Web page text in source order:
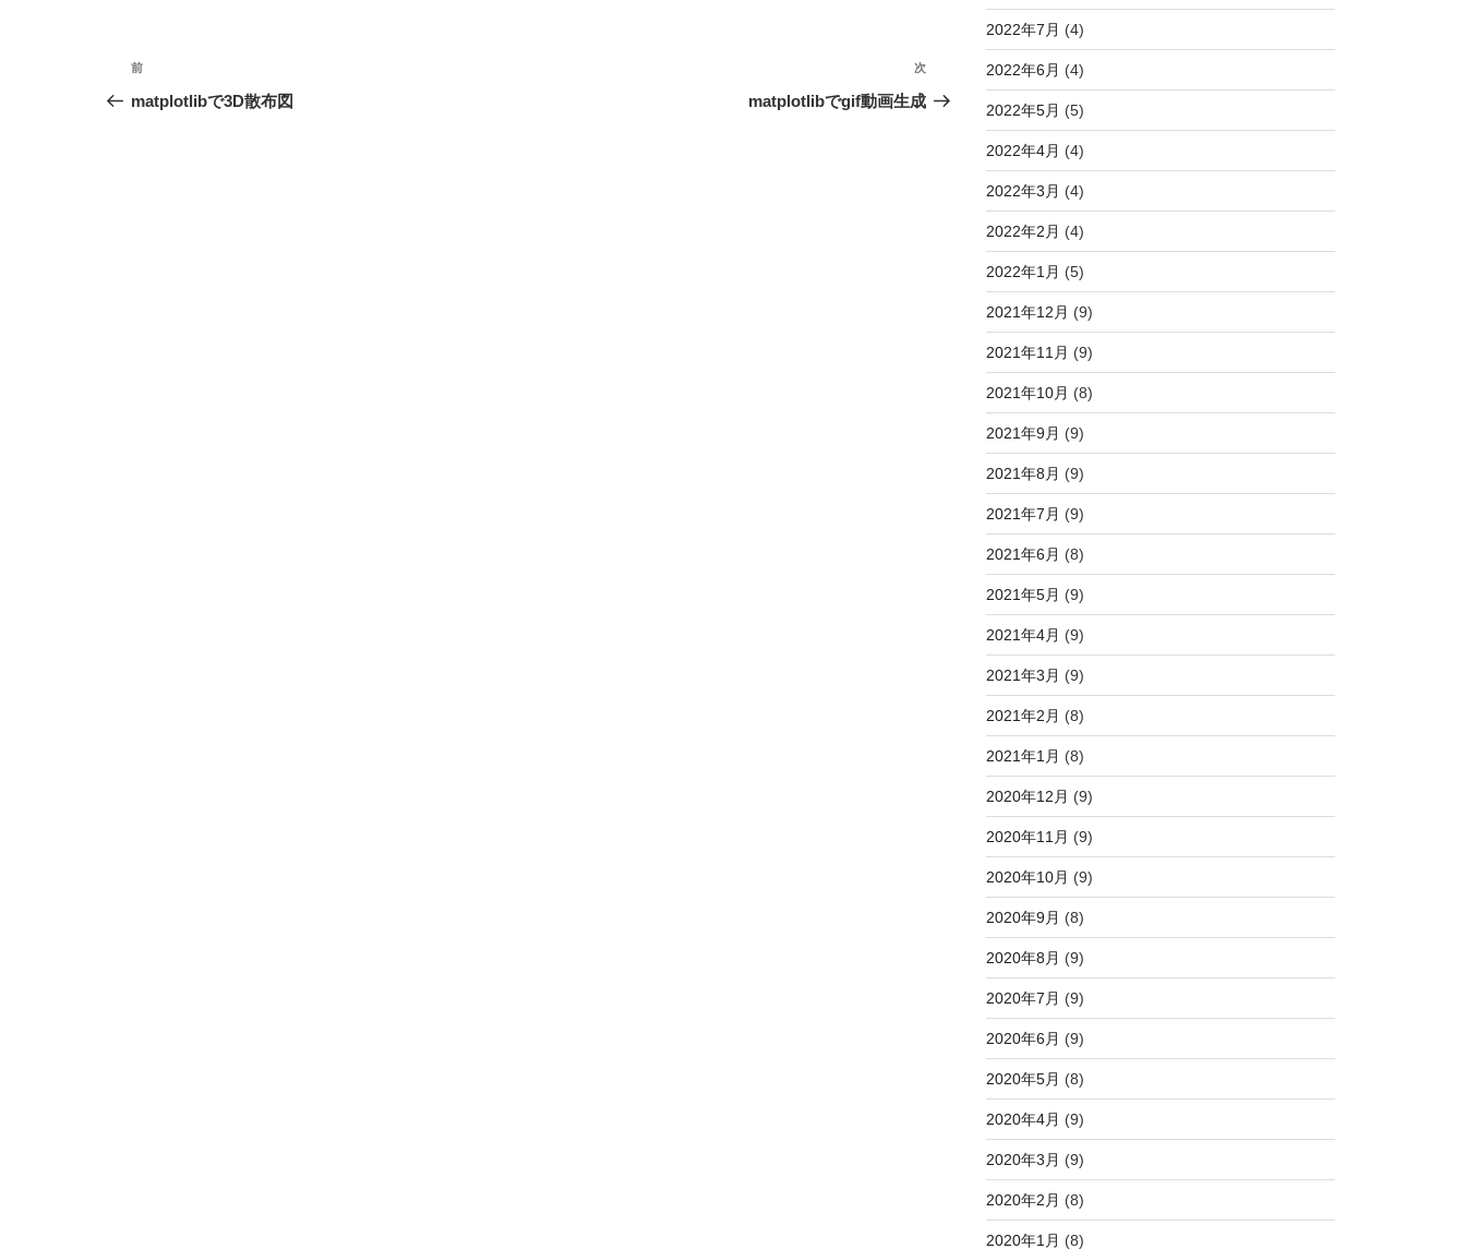
投
稿
前
の
前
matplotlibで3D散布図
次
の
次
matplotlibでgif動画生成
2022年7月 (4)
2022年6月 (4)
2022年5月 (5)
2022年4月 (4)
2022年3月 (4)
2022年2月 (4)
2022年1月 (5)
2021年12月 (9)
2021年11月 (9)
2021年10月 (8)
2021年9月 (9)
2021年8月 (9)
2021年7月 (9)
2021年6月 (8)
2021年5月 (9)
2021年4月 (9)
2021年3月 (9)
2021年2月 (8)
2021年1月 (8)
2020年12月 (9)
2020年11月 (9)
2020年10月 (9)
2020年9月 (8)
2020年8月 (9)
2020年7月 (9)
2020年6月 (9)
2020年5月 (8)
2020年4月 (9)
2020年3月 (9)
2020年2月 (8)
2020年1月 (8)